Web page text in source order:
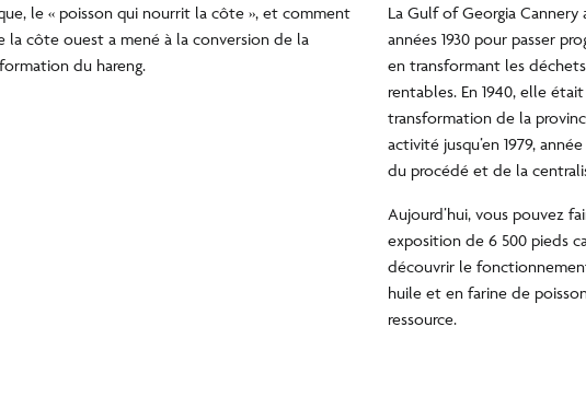
le « poisson qui nourrit la côte », et comment
côte ouest a mené à la conversion de la
du hareng.
La Gulf of Georgia
années 1930 pour passer
en transformant les
rentables. En 1940, elle
transformation de la
activité jusqu’en 1979,
du procédé et de la
Aujourd’hui, vous pouvez
exposition de 6 500 pieds
découvrir le
huile et en farine de
ressource.